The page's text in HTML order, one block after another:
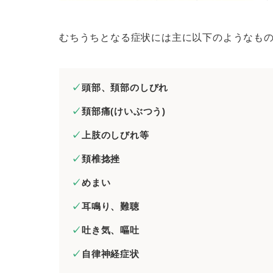
むちうちとなる症状には主に以下のようなも
頭部、頚部のしびれ
頚部痛(けいぶつう)
上肢のしびれ等
頚椎捻挫
めまい
耳鳴り、難聴
吐き気、嘔吐
自律神経症状